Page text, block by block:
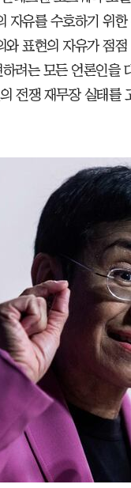
자유를 수호하기 위
와 표현의 자유가 점
려는 모든 언론인을
전쟁 재무장 실태를